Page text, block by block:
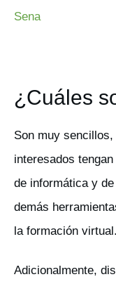
Sena
¿Cuáles
Son muy
interesados
de informática y
demás
la formación virtual.
Adicionalmente,